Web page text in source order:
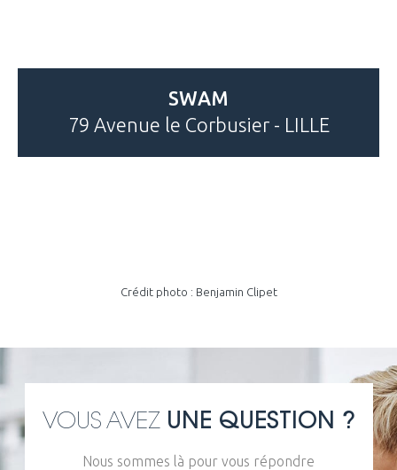
SWAM
79 Avenue le Corbusier - LILLE
Crédit photo : Benjamin Clipet
VOUS AVEZ UNE QUESTION ?
Nous sommes là pour vous répondre